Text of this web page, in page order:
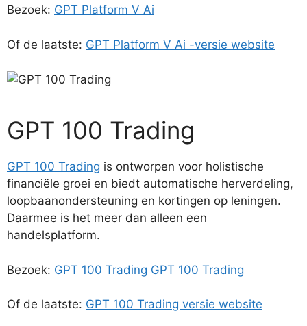
Bezoek: GPT Platform V Ai
Of de laatste: GPT Platform V Ai -versie website
GPT 100 Trading
GPT 100 Trading is ontworpen voor holistische
financiële groei en biedt automatische herverdeling,
loopbaanondersteuning en kortingen op leningen.
Daarmee is het meer dan alleen een
handelsplatform.
Bezoek: GPT 100 Trading GPT 100 Trading
Of de laatste: GPT 100 Trading versie website